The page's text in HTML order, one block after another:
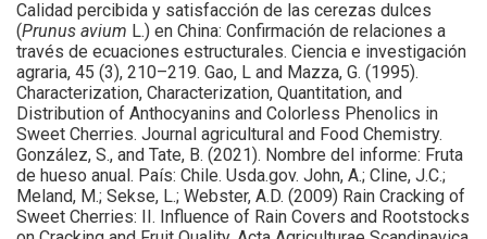
Calidad percibida y satisfacción de las cerezas dulces
(Prunus avium L.) en China: Confirmación de relaciones a
través de ecuaciones estructurales. Ciencia e investigación
agraria, 45 (3), 210–219. Gao, L and Mazza, G. (1995).
Characterization, Characterization, Quantitation, and
Distribution of Anthocyanins and Colorless Phenolics in
Sweet Cherries. Journal agricultural and Food Chemistry.
González, S., and Tate, B. (2021). Nombre del informe: Fruta
de hueso anual. País: Chile. Usda.gov. John, A.; Cline, J.C.;
Meland, M.; Sekse, L.; Webster, A.D. (2009) Rain Cracking of
Sweet Cherries: II. Influence of Rain Covers and Rootstocks